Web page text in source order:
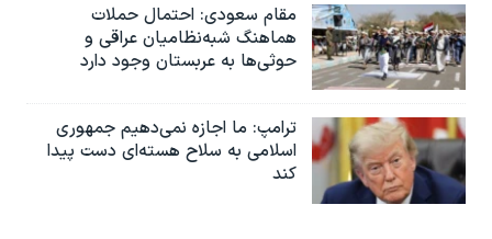
مقام سعودی: احتمال حملات
هماهنگ شبه‌نظامیان عراقی و
حوثی‌ها به عربستان وجود دارد
ترامپ: ما اجازه نمی‌دهیم جمهوری
اسلامی به سلاح هسته‌ای دست پیدا
کند